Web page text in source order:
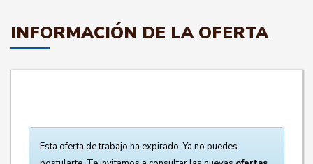
INFORMACIÓN DE LA OFERTA
Esta oferta de trabajo ha expirado. Ya no puedes